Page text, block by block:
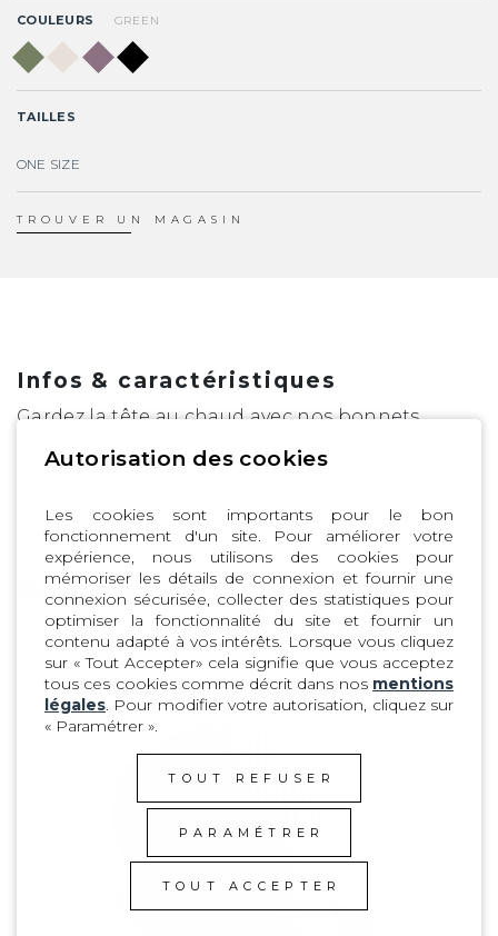
COULEURS GREEN
TAILLES
ONE SIZE
TROUVER UN MAGASIN
Infos & caractéristiques
Gardez la tête au chaud avec nos bonnets
MANERA, fabriqués à partir de 50 % de polyester
recyclé et 50 % d'acrylique.
GALERIE
PHOTO
Autorisation des cookies
Les cookies sont importants pour le bon
fonctionnement d'un site. Pour améliorer votre
expérience, nous utilisons des cookies pour
mémoriser les détails de connexion et fournir une
connexion sécurisée, collecter des statistiques pour
optimiser la fonctionnalité du site et fournir un
contenu adapté à vos intérêts. Lorsque vous cliquez
sur « Tout Accepter» cela signifie que vous acceptez
tous ces cookies comme décrit dans nos mentions
légales. Pour modifier votre autorisation, cliquez sur
« Paramétrer ».
TOUT REFUSER
PARAMÉTRER
TOUT ACCEPTER